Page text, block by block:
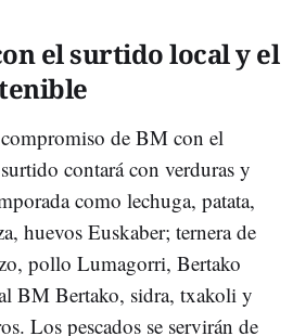
el surtido local y el
de BM con el
contará con verduras y
como lechuga, patata,
huevos Euskaber; ternera de
pollo Lumagorri, Bertako
BM Bertako, sidra, txakoli y
Los pescados se servirán de